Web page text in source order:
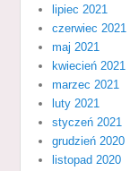
lipiec 2021
czerwiec 2021
maj 2021
kwiecień 2021
marzec 2021
luty 2021
styczeń 2021
grudzień 2020
listopad 2020